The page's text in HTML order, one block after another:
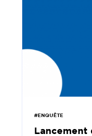
#ENQUÊTE
Lancement